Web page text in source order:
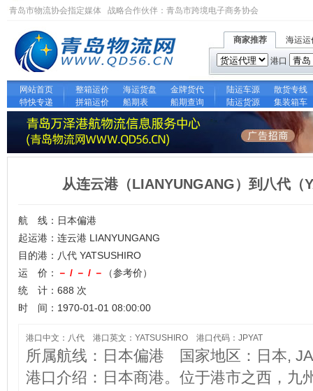
青岛市物流协会指定媒体 战略合作伙伴： 青岛市跨境电子商务协会
商家推荐 海运运
港口
网站首页 整箱运价 海运货盘 金牌货代 陆运车源
散货专线
特快专递
拼箱运价 船期表 船期查询 陆运货源 集装箱车
从连云港（LIANYUNGANG）到八代（
航 线：日本偏港
起运港：连云港 LIANYUNGANG
目的港：八代 YATSUSHIRO
运 价：
－ / － / －
（参考价）
统 计：688 次
时 间：1970-01-01 08:00:00
港口中文：八代 港口英文：YATSUSHIRO 港口代码：JPYAT
所属航线：日本偏港 国家地区：日本,
港口介绍：日本商港。位于港市之西，九